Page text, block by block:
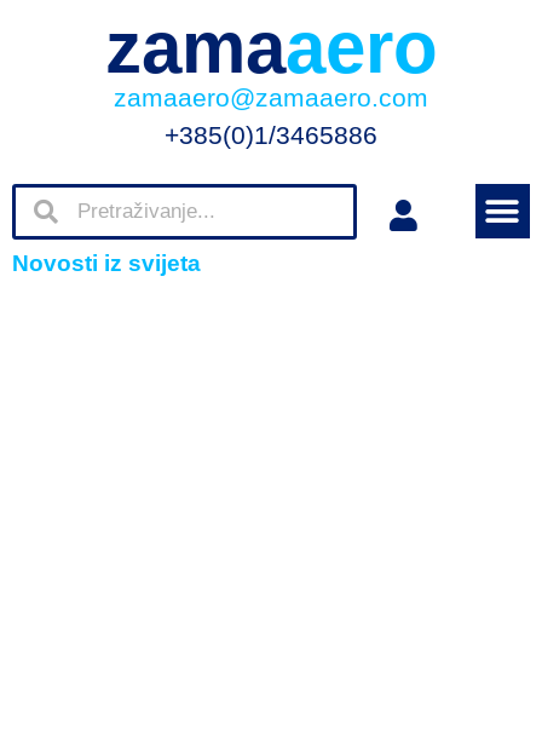
zamaaero
zamaaero@zamaaero.com
+385(0)1/3465886
Novosti iz svijeta